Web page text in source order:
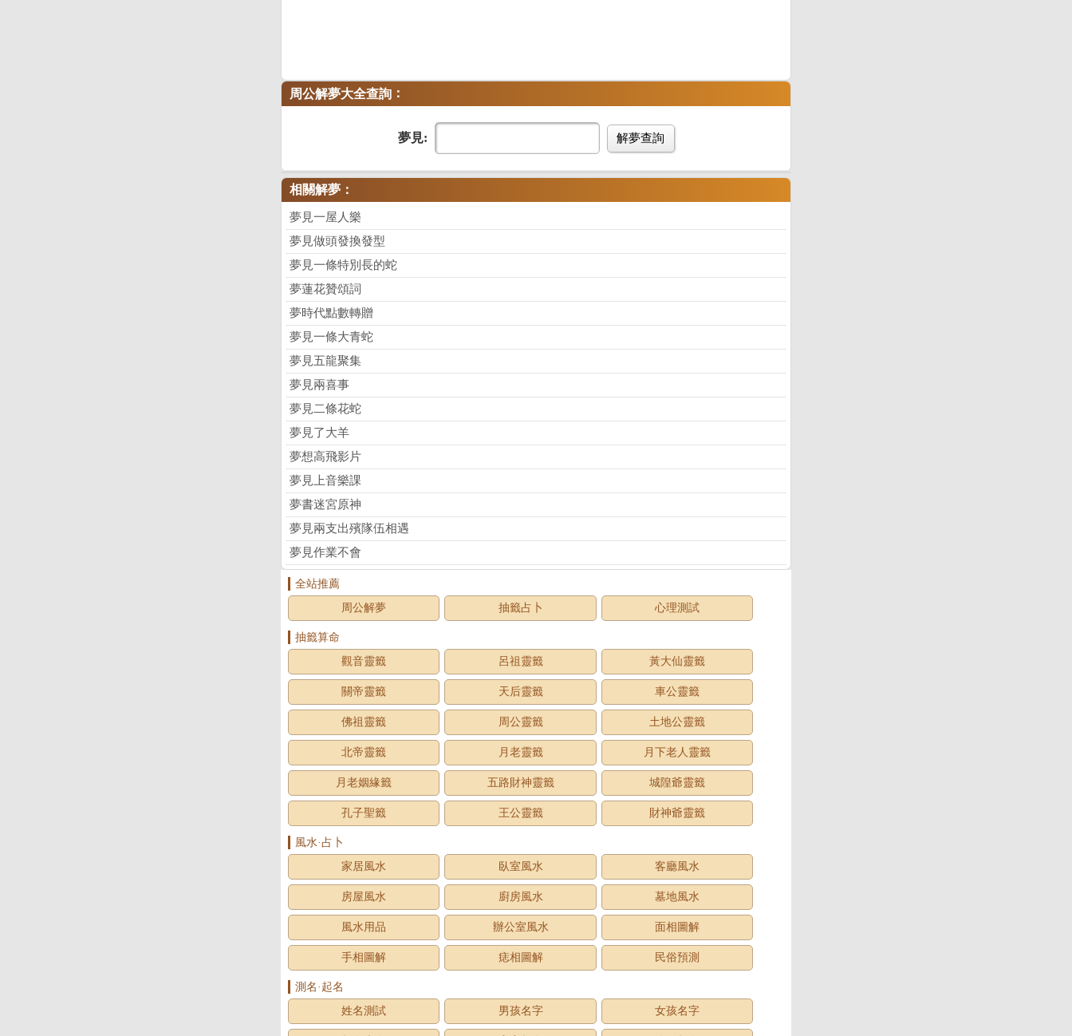
周公解夢大全查詢 ：
夢見: 解夢查詢
相關解夢：
夢見一屋人樂
夢見做頭發換發型
夢見一條特別長的蛇
夢蓮花贊頌詞
夢時代點數轉贈
夢見一條大青蛇
夢見五龍聚集
夢見兩喜事
夢見二條花蛇
夢見了大羊
夢想高飛影片
夢見上音樂課
夢書迷宮原神
夢見兩支出殯隊伍相遇
夢見作業不會
全站推薦
周公解夢
抽籤占卜 心理測試
抽籤算命
觀音靈籤
呂祖靈籤 黃大仙靈籤
關帝靈籤 天后靈籤 車公靈籤
佛祖靈籤 周公靈籤 土地公靈籤
北帝靈籤 月老靈籤 月下老人靈籤
月老姻緣籤 五路財神靈籤 城隍爺靈籤
孔子聖籤 王公靈籤 財神爺靈籤
風水·占卜
家居風水
臥室風水 客廳風水
房屋風水 廚房風水 墓地風水
風水用品 辦公室風水 面相圖解
手相圖解 痣相圖解 民俗預測
測名·起名
姓名測試
男孩名字 女孩名字